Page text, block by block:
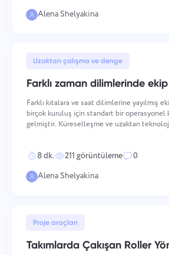
Alena Shelyakina
Uzaktan çalışma ve denge
Farklı zaman dilimlerinde
Farklı kıtalara ve saat dilimlerine yayılmış
birçok kuruluş için standart bir operasyonel
gelmiştir. Küreselleşme ve uzaktan
8 dk. 211 görüntüleme
0
Alena Shelyakina
Proje araçları
Takımlarda Çakışan Roller